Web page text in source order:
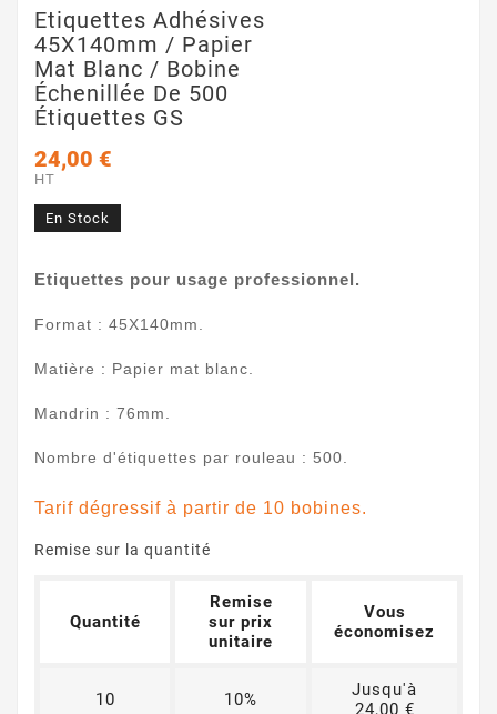
Etiquettes Adhésives
45X140mm / Papier
Mat Blanc / Bobine
Échenillée De 500
Étiquettes GS
24,00 €
HT
En Stock
Etiquettes pour usage professionnel.
Format : 45X140mm.
Matière : Papier mat blanc.
Mandrin : 76mm.
Nombre d'étiquettes par rouleau : 500.
Tarif dégressif à partir de 10 bobines.
Remise sur la quantité
Quantité
Remise
sur prix
unitaire
Vous
économisez
10 10%
Jusqu'à
24,00 €